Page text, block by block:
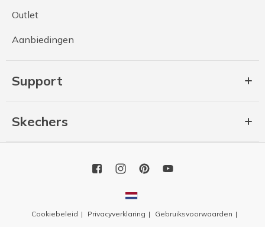
Outlet
Aanbiedingen
Support
Skechers
Cookiebeleid Privacyverklaring
Gebruiksvoorwaarden